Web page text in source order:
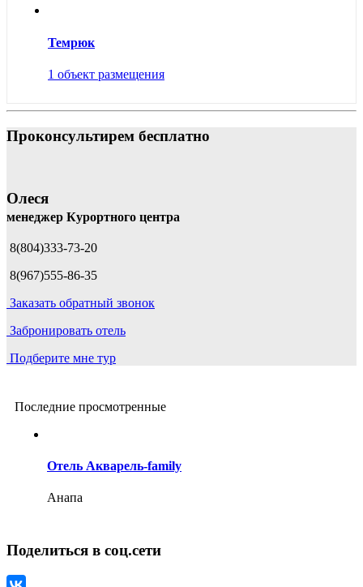
Темрюк
1 объект размещения
Проконсультирем бесплатно
Олеся
менеджер Курортного центра
8(804)333-73-20
8(967)555-86-35
Заказать обратный звонок
Забронировать отель
Подберите мне тур
Последние просмотренные
Отель Акварель-family
Анапа
Поделиться в соц.сети